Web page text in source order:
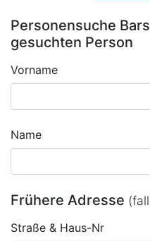
Personensuche
gesuchten Person
Vorname
Name
Frühere Adresse
Straße & Haus-Nr